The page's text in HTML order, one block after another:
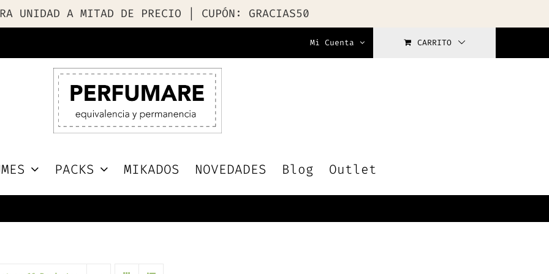
UNIDAD A MITAD DE PRECIO | CUPÓN: GRACIAS50
Mi Cuenta CARRITO
PACKS MIKADOS NOVEDADES Blog Outlet